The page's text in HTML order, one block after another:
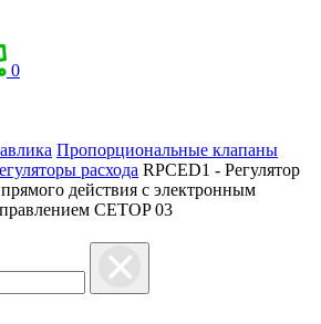
0
Пропорциональные клапаны
расхода RPCED1 - Регулятор
действия с электронным
CETOP 03